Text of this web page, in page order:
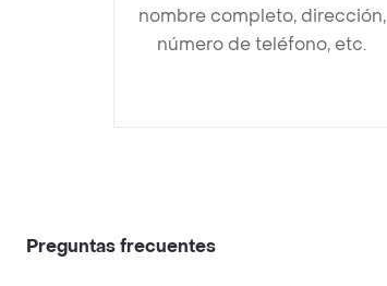
nombre completo, dirección,
número de teléfono, etc.
Preguntas frecuentes